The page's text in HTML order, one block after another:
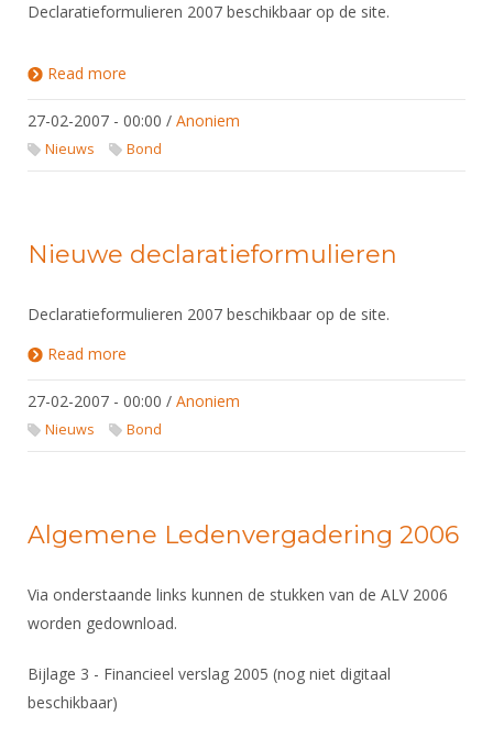
Declaratieformulieren 2007 beschikbaar op de site.
Read more
27-02-2007 - 00:00 / Anoniem
Nieuws Bond
Nieuwe declaratieformulieren
Declaratieformulieren 2007 beschikbaar op de site.
Read more
27-02-2007 - 00:00 / Anoniem
Nieuws Bond
Algemene Ledenvergadering 2006
Via onderstaande links kunnen de stukken van de ALV 2006
worden gedownload.
Bijlage 3 - Financieel verslag 2005 (nog niet digitaal
beschikbaar)